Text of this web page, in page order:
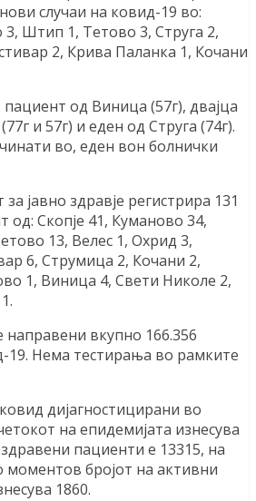
случаи на ковид-19 во:
3, Штип 1, Тетово 3, Струга 2,
2, Крива Паланка 1, Кочани
од Виница (57г), двајца
и 57г) и еден од Струга (74г).
во, еден вон болнички
јавно здравје регистрира 131
од: Скопје 41, Куманово 34,
13, Велес 1, Охрид 3,
6, Струмица 2, Кочани 2,
1, Виница 4, Свети Николе 2,
направени вкупно 166.356
19. Нема тестирања во рамките
дијагностицирани во
на епидемијата изнесува
пациенти е 13315, на
моментов бројот на активни
1860.